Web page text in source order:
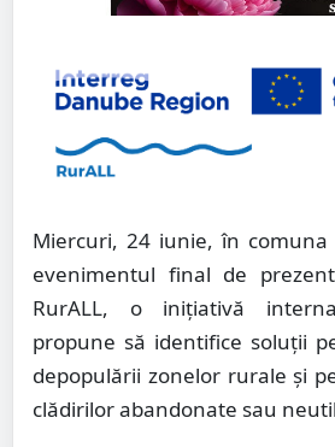
Miercuri, 24 iunie, în
evenimentul final de
RurALL, o inițiativă
propune să identifice soluții
depopulării zonelor rurale și
clădirilor abandonate sau